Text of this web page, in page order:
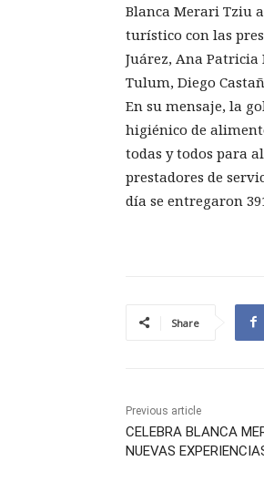
Blanca Merari Tziu
turístico con las
Juárez, Ana Patricia
Tulum, Diego
En su mensaje, la
higiénico de
todas y todos para
prestadores de
día se entregaron
Share
Previous article
CELEBRA BLANCA
NUEVAS